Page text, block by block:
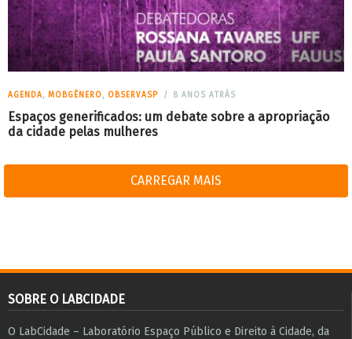
AGENDA, MOBGÊNERO, OBSERVASP 8 ANOS ATRÁS
Espaços generificados: um debate sobre a apropriação
da cidade pelas mulheres
CARREGAR MAIS
SOBRE O LABCIDADE
O LabCidade – Laboratório Espaço Público e Direito à Cidade, da